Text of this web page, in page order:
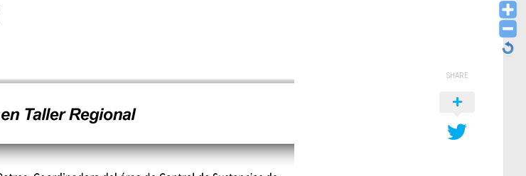
SHARE